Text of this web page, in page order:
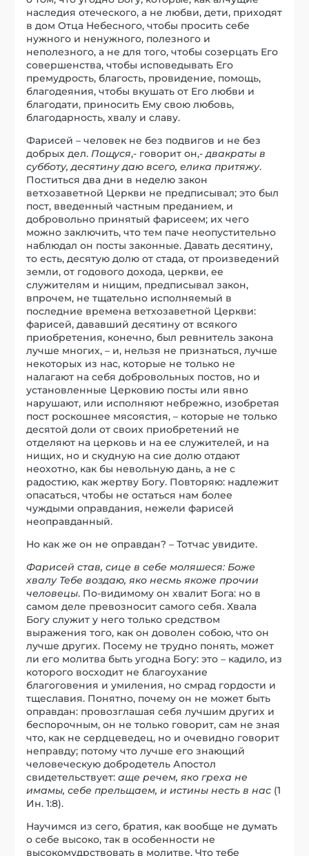
наследия отеческого, а не любви, дети, приходят
в дом Отца Небесного, чтобы просить себе
нужного и ненужного, полезного и
неполезного, а не для того, чтобы созерцать Его
совершенства, чтобы исповедывать Его
премудрость, благость, провидение, помощь,
благодеяния, чтобы вкушать от Его любви и
благодати, приносить Ему свою любовь,
благодарность, хвалу и славу.
Фарисей – человек не без подвигов и не без
добрых дел. Пощуся,- говорит он,-двакраты в
субботу, десятину даю всего, елика притяжу.
Поститься два дни в неделю закон
ветхозаветной Церкви не предписывал; это был
пост, введенный частным преданием, и
добровольно принятый фарисеем; их чего
можно заключить, что тем паче неопустительно
наблюдал он посты законные. Давать десятину,
то есть, десятую долю от стада, от произведений
земли, от годового дохода, церкви, ее
служителям и нищим, предписывал закон,
впрочем, не тщательно исполняемый в
последние времена ветхозаветной Церкви:
фарисей, дававший десятину от всякого
приобретения, конечно, был ревнитель закона
лучше многих, – и, нельзя не признаться, лучше
некоторых из нас, которые не только не
налагают на себя добровольных постов, но и
установленные Церковию посты или явно
нарушают, или исполняют небрежно, изобретая
пост роскошнее мясоястия, – которые не только
десятой доли от своих приобретений не
отделяют на церковь и на ее служителей, и на
нищих, но и скудную на сие долю отдают
неохотно, как бы невольную дань, а не с
радостию, как жертву Богу. Повторяю: надлежит
опасаться, чтобы не остаться нам более
чуждыми оправдания, нежели фарисей
неоправданный.
Но как же он не оправдан? – Тотчас увидите.
Фарисей став, сице в себе моляшеся: Боже
хвалу Тебе воздаю, яко несмь якоже прочии
человецы. По-видимому он хвалит Бога: но в
самом деле превозносит самого себя. Хвала
Богу служит у него только средством
выражения того, как он доволен собою, что он
лучше других. Посему не трудно понять, может
ли его молитва быть угодна Богу: это – кадило, из
которого восходит не благоухание
благоговения и умиления, но смрад гордости и
тщеславия. Понятно, почему он не может быть
оправдан: провозглашая себя лучшим других и
беспорочным, он не только говорит, сам не зная
что, как не сердцеведец, но и очевидно говорит
неправду; потому что лучше его знающий
человеческую добродетель Апостол
свидетельствует:аще речем, яко греха не
имамы, себе прельщаем, и истины несть в нас (1
Ин. 1:8).
Научимся из сего, братия, как вообще не думать
о себе высоко, так в особенности не
высокомудрствовать в молитве. Что тебе